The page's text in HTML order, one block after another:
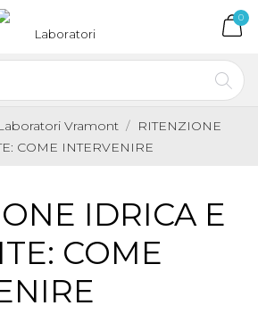
0
Vramont
RITENZIONE
COME INTERVENIRE
IDRICA E
COME